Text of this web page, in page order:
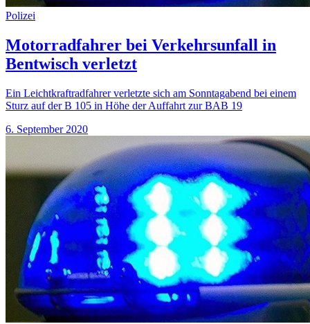
Polizei
Motorradfahrer bei Verkehrsunfall in
Bentwisch verletzt
Ein Leichtkraftradfahrer verletzte sich am Sonntagabend bei einem
Sturz auf der B 105 in Höhe der Auffahrt zur BAB 19
6. September 2020